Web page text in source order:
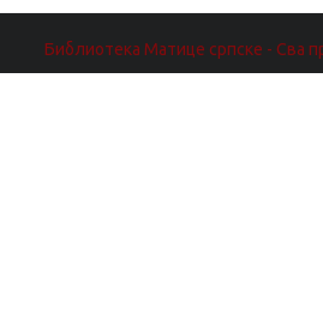
Библиотека Матице српске - Сва